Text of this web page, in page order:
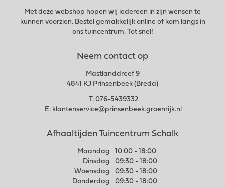
Met deze webshop hopen wij iedereen in zijn wensen te
kunnen voorzien. Bestel gemakkelijk online of kom langs in
ons tuincentrum. Tot snel!
Neem contact op
Mastlanddreef 9
4841 KJ Prinsenbeek (Breda)
T: 076-5439332
E: klantenservice@prinsenbeek.groenrijk.nl
Afhaaltijden Tuincentrum Schalk
Maandag
10:00 - 18:00
Dinsdag
09:30 - 18:00
Woensdag
09:30 - 18:00
Donderdag
09:30 - 18:00